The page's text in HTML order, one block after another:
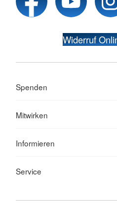
Widerruf
Spenden
Mitwirken
Informieren
Service